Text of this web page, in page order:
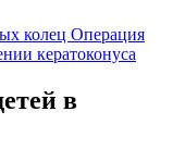
колец Операция
кератоконуса
в